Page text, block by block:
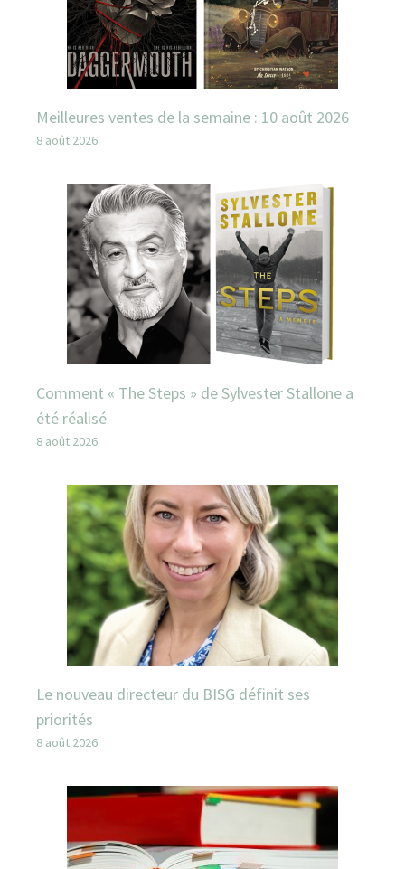
Meilleures ventes de la semaine : 10 août 2026
8 août 2026
Comment « The Steps » de Sylvester Stallone a
été réalisé
8 août 2026
Le nouveau directeur du BISG définit ses
priorités
8 août 2026